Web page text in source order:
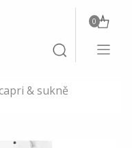
Toggle
search
0
Toggle
& sukně